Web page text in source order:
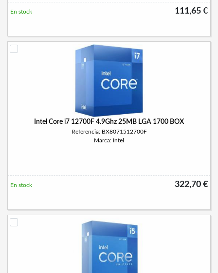
111,65 €
En stock
Intel Core i7 12700F 4.9Ghz 25MB LGA 1700 BOX
Referencia: BX8071512700F
Marca: Intel
322,70 €
En stock